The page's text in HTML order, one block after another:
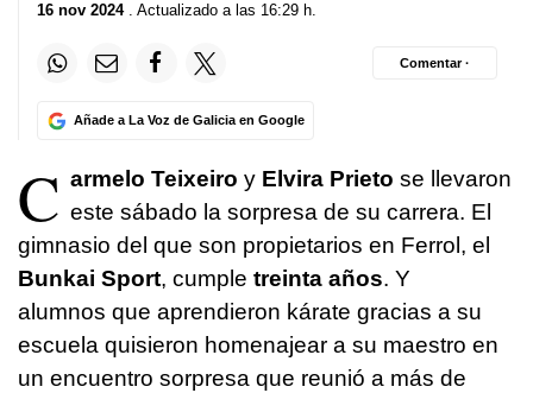
16 nov 2024. Actualizado a las 16:29 h.
Añade a La Voz de Galicia en Google
Comentar ·
C armelo Teixeiro y Elvira Prieto se llevaron
este sábado la sorpresa de su carrera. El
gimnasio del que son propietarios en Ferrol, el
Bunkai Sport, cumple treinta años. Y
alumnos que aprendieron kárate gracias a su
escuela quisieron homenajear a su maestro en
un encuentro sorpresa que reunió a más de